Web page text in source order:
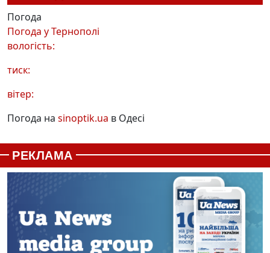
Погода
Погода уТернополі
вологість:
тиск:
вітер:
Погода на sinoptik.ua в Одесі
РЕКЛАМА